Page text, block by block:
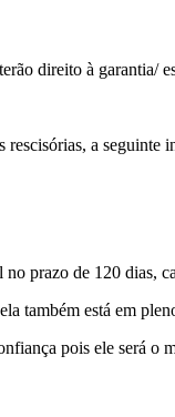
direito à garantia/
rescisórias, a seguinte
prazo de 120 dias,
está em pleno
pois ele será o